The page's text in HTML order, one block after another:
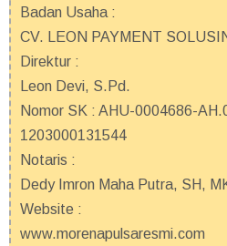
Badan Usaha :
CV. LEON PAYMENT
Direktur :
Leon Devi, S.Pd.
Nomor SK : AHU-0004686-
1203000131544
Notaris :
Dedy Imron Maha Putra, SH,
Website :
www.morenapulsaresmi.com